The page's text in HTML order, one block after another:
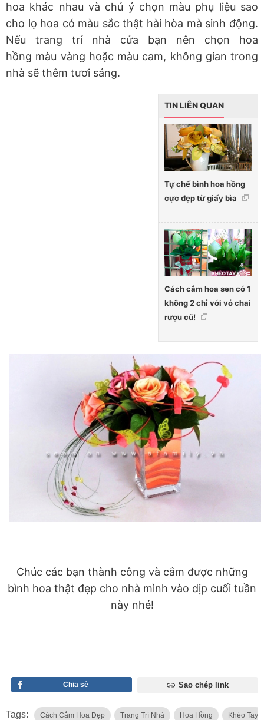
hoa khác nhau và chú ý chọn màu phụ liệu sao
cho lọ hoa có màu sắc thật hài hòa mà sinh động.
Nếu trang trí nhà cửa bạn nên chọn hoa
hồng màu vàng hoặc màu cam, không gian trong
nhà sẽ thêm tươi sáng.
TIN LIÊN QUAN
Tự chế bình hoa hồng
cực đẹp từ giấy bìa
Cách cắm hoa sen có 1
không 2 chỉ với vỏ chai
rượu cũ!
Chúc các bạn thành công và cắm được những
bình hoa thật đẹp cho nhà mình vào dịp cuối tuần
này nhé!
Chia sẻ Sao chép link
Tags: Cách Cắm Hoa Đẹp Trang Trí Nhà Hoa Hồng Khéo Tay